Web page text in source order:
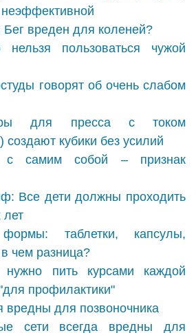
вреден для коленей?
пользоваться чужой
говорят об очень слабом
для пресса с током
кубики без усилий
с самим собой – признак
Все дети должны проходить
лет
формы: таблетки, капсулы,
чем разница?
пить курсами каждой
профилактики"
для позвоночника
сети всегда вредны для